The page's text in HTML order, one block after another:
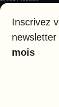
Inscrivez
newsletter
mois